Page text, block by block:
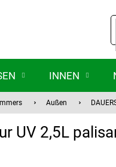
INNEN
Außen
UV 2,5L